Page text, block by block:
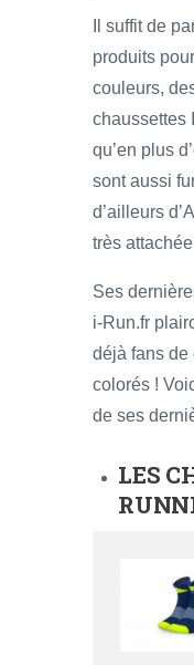
Il suffit de
produits
couleurs,
chaussettes
qu’en plus
sont aussi
d’ailleurs
très
Ses
i-Run.fr
déjà fans de
colorés !
de ses
LES